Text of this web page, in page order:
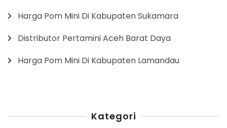
Harga Pom Mini Di Kabupaten Sukamara
Distributor Pertamini Aceh Barat Daya
Harga Pom Mini Di Kabupaten Lamandau
Kategori